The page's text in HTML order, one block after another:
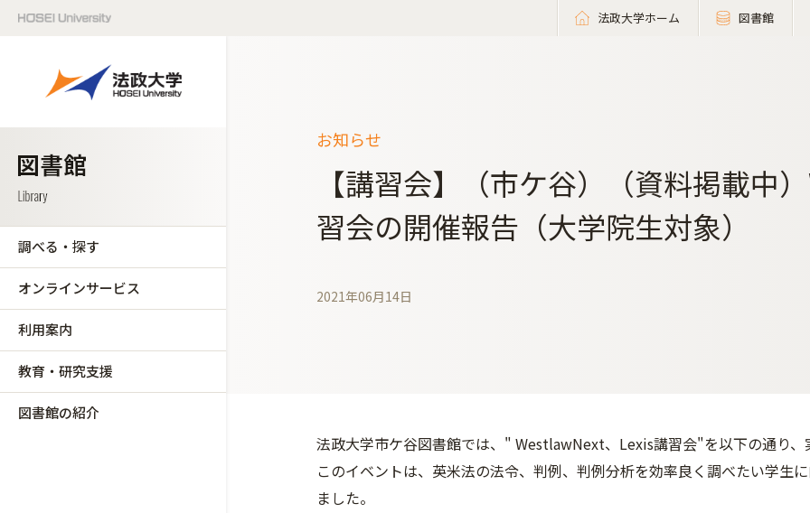
法政大学ホーム 図書館
調べる・探す
オンラインサービス
利用案内
教育・研究支援
図書館の紹介
お知らせ
【講習会】（市ケ谷）（資料掲載中
習会の開催報告（大学院生対象）
2021年06月14日
法政大学市ケ谷図書館では、" WestlawNext、Lexis講習会"を以下の通り、
このイベントは、英米法の法令、判例、判例分析を効率良く調べたい学生
ました。